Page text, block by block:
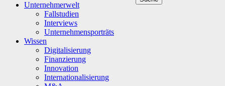
Unternehmerwelt
Fallstudien
Interviews
Unternehmensporträts
Wissen
Digitalisierung
Finanzierung
Innovation
Internationalisierung